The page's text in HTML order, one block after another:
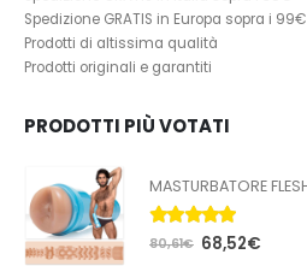
Spedizione GRATIS in Europa sopra i 99€
Prodotti di altissima qualità
Prodotti originali e garantiti
PRODOTTI PIÙ VOTATI
5.00Su 5
80,61€ 68,52€